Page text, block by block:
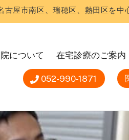
古屋市南区、瑞穂区、熱田区を中
について 在宅診療のご案内
052-990-1871